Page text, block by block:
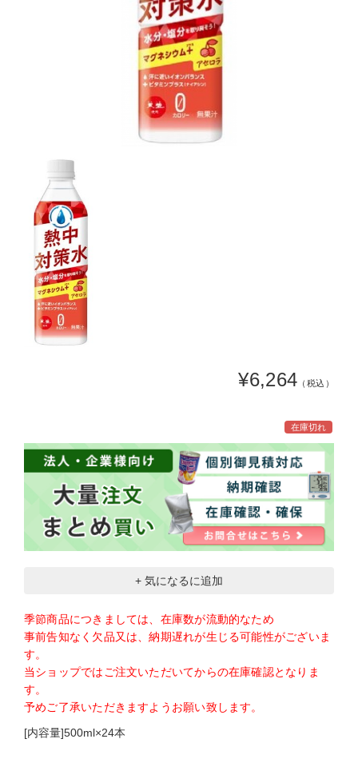
¥6,264 （税込）
在庫切れ
+ 気になるに追加
季節商品につきましては、在庫数が流動的なため
事前告知なく欠品又は、納期遅れが生じる可能性がございま
す。
当ショップではご注文いただいてからの在庫確認となりま
す。
予めご了承いただきますようお願い致します。
[内容量]500ml×24本